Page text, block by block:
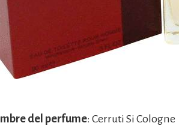
del perfume: Cerruti Si Cologne